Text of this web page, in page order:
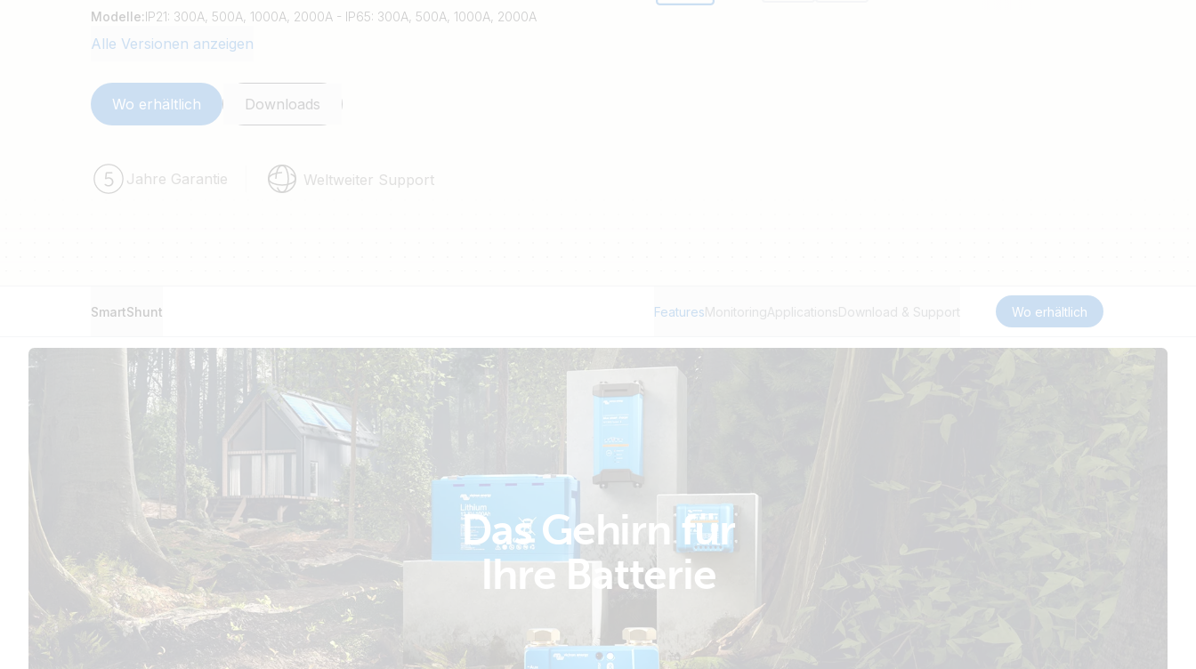
Modelle:IP21: 300A, 500A, 1000A, 2000A - IP65: 300A, 500A, 1000A, 2000A
Alle Versionen anzeigen
Wo erhältlich Downloads
Jahre Garantie Weltweiter Support
SmartShunt FeaturesMonitoringApplicationsDownload & Support Wo erhältlich
Das Gehirn für
Ihre Batterie